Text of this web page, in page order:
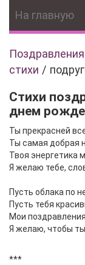
На главную
Поздравления
стихи /
Стихи
днем
Ты прекрасней
Ты самая добрая
Твоя энергетика
Я желаю тебе,
Пусть облака по
Пусть тебя
Мои
Я желаю, чтобы
***